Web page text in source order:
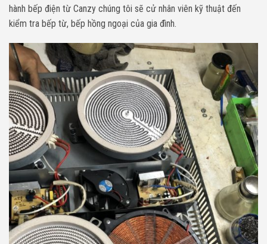
hành bếp điện từ Canzy chúng tôi sẽ cử nhân viên kỹ thuật đến
kiểm tra bếp từ, bếp hồng ngoại của gia đình.